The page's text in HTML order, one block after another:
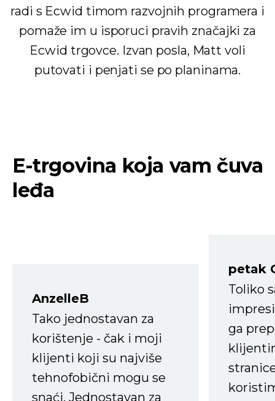
radi s Ecwid timom razvojnih programera i
pomaže im u isporuci pravih značajki za
Ecwid trgovce. Izvan posla, Matt voli
putovati i penjati se po planinama.
E-trgovina koja vam čuva
leđa
AnzelleB
Tako jednostavan za
korištenje - čak i moji
klijenti koji su najviše
tehnofobični mogu se
snaći. Jednostavan za
petak
Toliko
ga